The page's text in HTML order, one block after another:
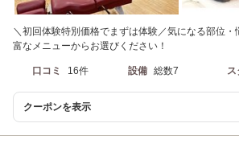
＼初回体験特別価格でまずは体験／気になる部位・
富なメニューからお選びください！
口コミ 16件 設備 総数7 ス
クーポンを表示